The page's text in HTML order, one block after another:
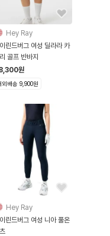
Hey Ray
린드버그 여성 딜라라 카
골프 반바지
원
외배송 9,900원
Hey Ray
린드버그 여성 니아 풀온